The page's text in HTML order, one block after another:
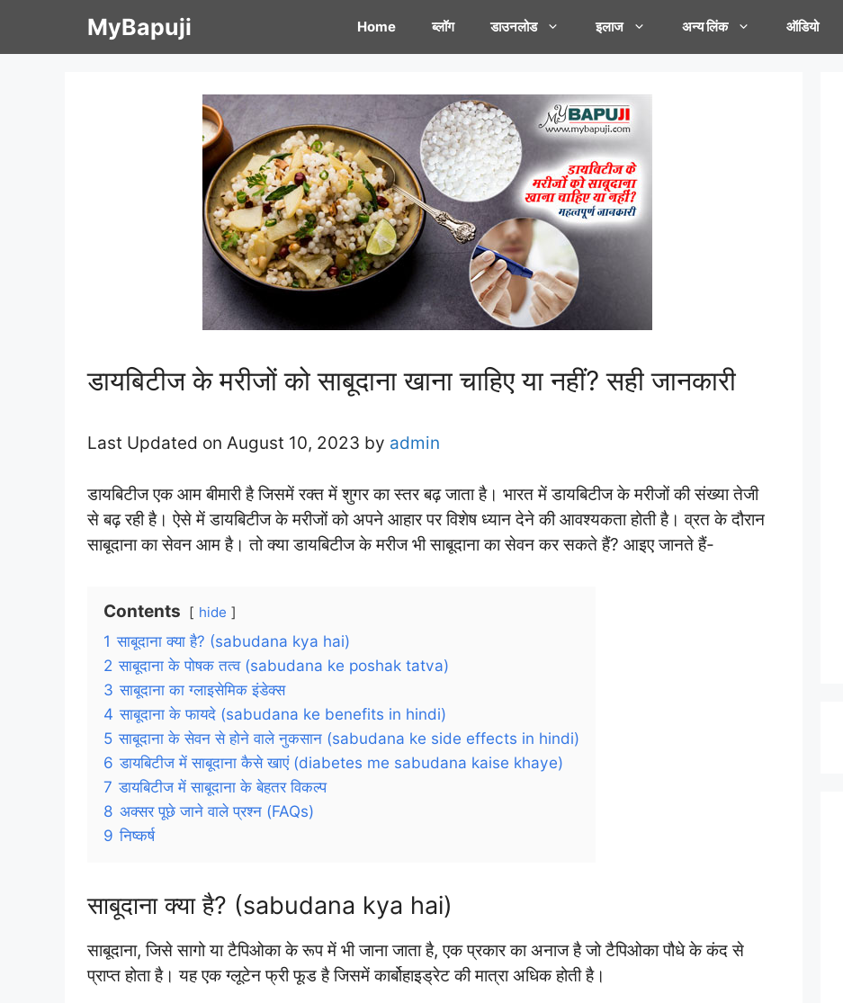
MyBapuji Home ब्लॉग डाउनलोड इलाज अन्य लिंक ऑडियो
डायबिटीज के मरीजों को साबूदाना खाना चाहिए या नहीं? सही जानकारी
Last Updated on August 10, 2023 by admin
डायबिटीज एक आम बीमारी है जिसमें रक्त में शुगर का स्तर बढ़ जाता है। भारत में डायबिटीज के मरीजों की संख्या तेजी
से बढ़ रही है। ऐसे में डायबिटीज के मरीजों को अपने आहार पर विशेष ध्यान देने की आवश्यकता होती है। व्रत के दौरान
साबूदाना का सेवन आम है। तो क्या डायबिटीज के मरीज भी साबूदाना का सेवन कर सकते हैं? आइए जानते हैं-
Contents hide
1 साबूदाना क्या है? (sabudana kya hai)
2 साबूदाना के पोषक तत्व (sabudana ke poshak tatva)
3 साबूदाना का ग्लाइसेमिक इंडेक्स
4 साबूदाना के फायदे (sabudana ke benefits in hindi)
5 साबूदाना के सेवन से होने वाले नुकसान (sabudana ke side effects in hindi)
6 डायबिटीज में साबूदाना कैसे खाएं (diabetes me sabudana kaise khaye)
7 डायबिटीज में साबूदाना के बेहतर विकल्प
8 अक्सर पूछे जाने वाले प्रश्न (FAQs)
9 निष्कर्ष
साबूदाना क्या है? (sabudana kya hai)
साबूदाना, जिसे सागो या टैपिओका के रूप में भी जाना जाता है, एक प्रकार का अनाज है जो टैपिओका पौधे के कंद से
प्राप्त होता है। यह एक ग्लूटेन फ्री फूड है जिसमें कार्बोहाइड्रेट की मात्रा अधिक होती है।